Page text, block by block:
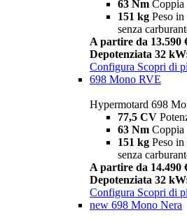
63 Nm Coppia
151 kg Peso
senza
A partire da 13.590
Depotenziata 32
Configura Scopri di
698 Mono RVE
Hypermotard 698
77,5 CV
63 Nm Coppia
151 kg Peso
senza
A partire da 14.490
Depotenziata 32
Configura Scopri di
new 698 Mono Nera